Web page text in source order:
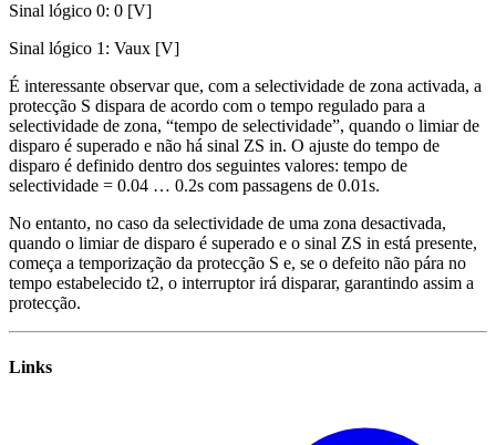
Sinal lógico 0: 0 [V]
Sinal lógico 1: Vaux [V]
É interessante observar que, com a selectividade de zona activada, a
protecção S dispara de acordo com o tempo regulado para a
selectividade de zona, “tempo de selectividade”, quando o limiar de
disparo é superado e não há sinal ZS in. O ajuste do tempo de
disparo é definido dentro dos seguintes valores: tempo de
selectividade = 0.04 … 0.2s com passagens de 0.01s.
No entanto, no caso da selectividade de uma zona desactivada,
quando o limiar de disparo é superado e o sinal ZS in está presente,
começa a temporização da protecção S e, se o defeito não pára no
tempo estabelecido t2, o interruptor irá disparar, garantindo assim a
protecção.
Links